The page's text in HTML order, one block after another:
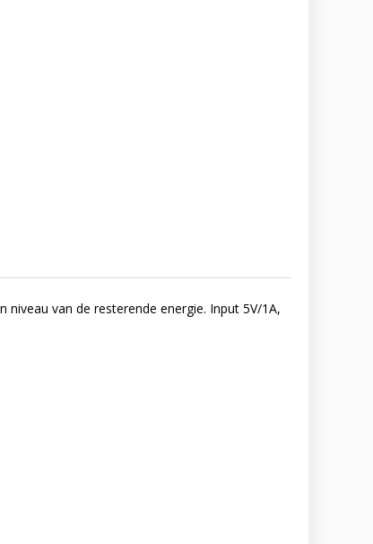
van de resterende energie. Input 5V/1A,